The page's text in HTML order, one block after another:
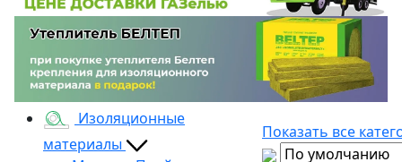
Изоляционные
материалы
Показать все